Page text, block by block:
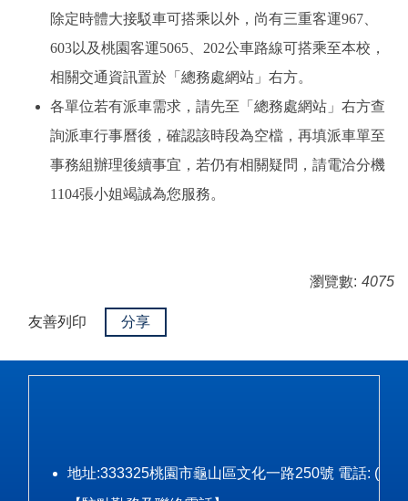
除定時體大接駁車可搭乘以外，尚有三重客運967、
603以及桃園客運5065、202公車路線可搭乘至本校，
相關交通資訊置於「總務處網站」右方。
各單位若有派車需求，請先至「總務處網站」右方查
詢派車行事曆後，確認該時段為空檔，再填派車單至
事務組辦理後續事宜，若仍有相關疑問，請電洽分機
1104張小姐竭誠為您服務。
瀏覽數: 4075
友善列印 分享
地址:333325桃園市龜山區文化一路250號 電話: